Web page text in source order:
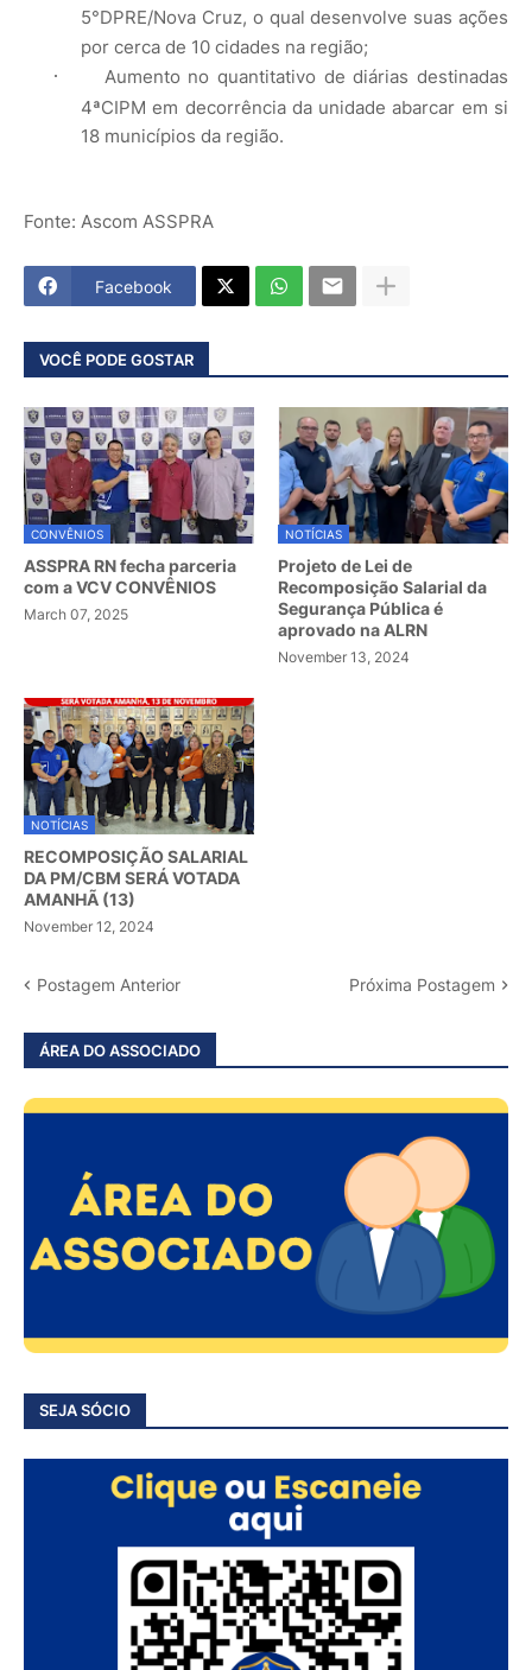
5°DPRE/Nova Cruz, o qual desenvolve suas ações
por cerca de 10 cidades na região;
·
Aumento no quantitativo de diárias destinadas
4ªCIPM em decorrência da unidade abarcar em si
18 municípios da região.
Fonte: Ascom ASSPRA
Facebook
VOCÊ PODE GOSTAR
CONVÊNIOS
ASSPRA RN fecha parceria
com a VCV CONVÊNIOS
March 07, 2025
NOTÍCIAS
Projeto de Lei de
Recomposição Salarial da
Segurança Pública é
aprovado na ALRN
November 13, 2024
NOTÍCIAS
RECOMPOSIÇÃO SALARIAL
DA PM/CBM SERÁ VOTADA
AMANHÃ (13)
November 12, 2024
Postagem Anterior Próxima Postagem
ÁREA DO ASSOCIADO
SEJA SÓCIO